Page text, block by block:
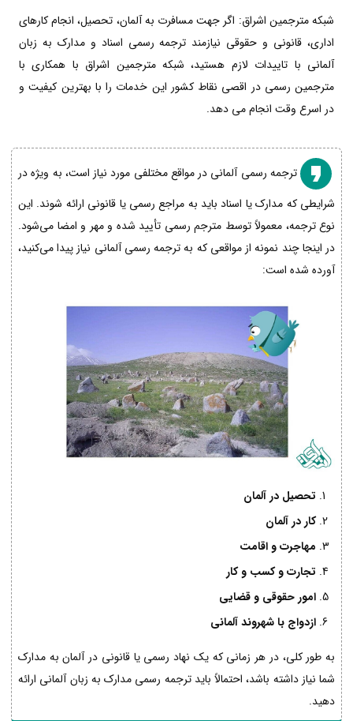
شبکه مترجمین اشراق: اگر جهت مسافرت به آلمان، تحصیل، انجام کارهای
اداری، قانونی و حقوقی نیازمند ترجمه رسمی اسناد و مدارک به زبان
آلمانی با تاییدات لازم هستید، شبکه مترجمین اشراق با همکاری با
مترجمین رسمی در اقصی نقاط کشور این خدمات را با بهترین کیفیت و
در اسرع وقت انجام می دهد.
ترجمه رسمی آلمانی در مواقع مختلفی مورد نیاز است، به ویژه در
شرایطی که مدارک یا اسناد باید به مراجع رسمی یا قانونی ارائه شوند. این
نوع ترجمه، معمولاً توسط مترجم رسمی تأیید شده و مهر و امضا می‌شود.
در اینجا چند نمونه از مواقعی که به ترجمه رسمی آلمانی نیاز پیدا می‌کنید،
آورده شده است:
تحصیل در آلمان
کار در آلمان
مهاجرت و اقامت
تجارت و کسب و کار
امور حقوقی و قضایی
ازدواج با شهروند آلمانی
به طور کلی، در هر زمانی که یک نهاد رسمی یا قانونی در آلمان به مدارک
شما نیاز داشته باشد، احتمالاً باید ترجمه رسمی مدارک به زبان آلمانی ارائه
دهید.